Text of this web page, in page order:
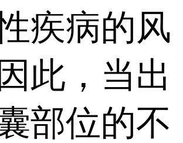
疾病的风
此，当出
部位的不